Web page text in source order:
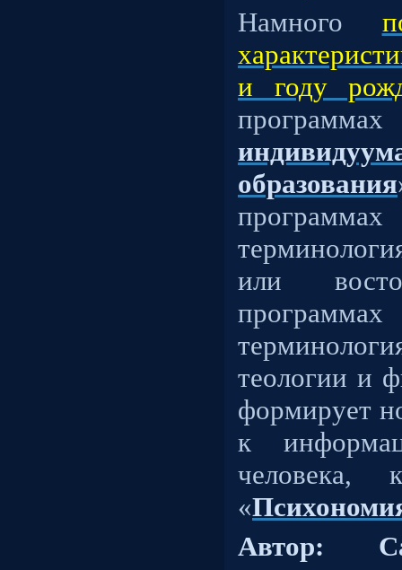
Намного
и году
образования
или
теологии и
формирует
к
человека,
«
Автор: